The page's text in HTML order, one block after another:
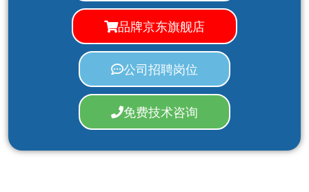
品牌京东旗舰店
公司招聘岗位
免费技术咨询